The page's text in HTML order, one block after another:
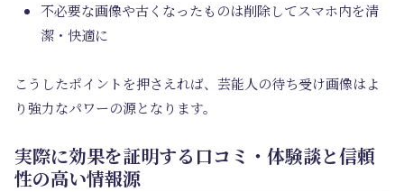
不必要な画像や古くなったものは削除してスマホ内を清
潔・快適に
こうしたポイントを押さえれば、芸能人の待ち受け画像はよ
り強力なパワーの源となります。
実際に効果を証明する口コミ・体験談と信頼
性の高い情報源